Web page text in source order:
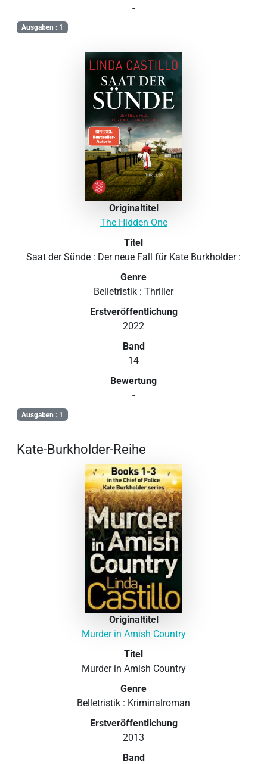
-
Ausgaben : 1
Originaltitel
The Hidden One
Titel
Saat der Sünde : Der neue Fall für Kate Burkholder :
Genre
Belletristik : Thriller
Erstveröffentlichung
2022
Band
14
Bewertung
-
Ausgaben : 1
Kate-Burkholder-Reihe
Originaltitel
Murder in Amish Country
Titel
Murder in Amish Country
Genre
Belletristik : Kriminalroman
Erstveröffentlichung
2013
Band